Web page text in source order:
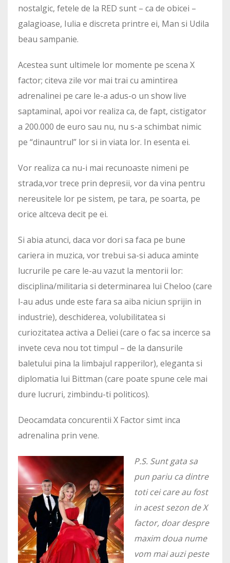
nostalgic, fetele de la RED sunt – ca de obicei –
galagioase, Iulia e discreta printre ei, Man si Udila
beau sampanie.
Acestea sunt ultimele lor momente pe scena X
factor; citeva zile vor mai trai cu amintirea
adrenalinei pe care le-a adus-o un show live
saptaminal, apoi vor realiza ca, de fapt, cistigator
a 200.000 de euro sau nu, nu s-a schimbat nimic
pe “dinauntrul” lor si in viata lor. In esenta ei.
Vor realiza ca nu-i mai recunoaste nimeni pe
strada,vor trece prin depresii, vor da vina pentru
nereusitele lor pe sistem, pe tara, pe soarta, pe
orice altceva decit pe ei.
Si abia atunci, daca vor dori sa faca pe bune
cariera in muzica, vor trebui sa-si aduca aminte
lucrurile pe care le-au vazut la mentorii lor:
disciplina/militaria si determinarea lui Cheloo (care
l-au adus unde este fara sa aiba niciun sprijin in
industrie), deschiderea, volubilitatea si
curiozitatea activa a Deliei (care o fac sa incerce sa
invete ceva nou tot timpul – de la dansurile
baletului pina la limbajul rapperilor), eleganta si
diplomatia lui Bittman (care poate spune cele mai
dure lucruri, zimbindu-ti politicos).
Deocamdata concurentii X Factor simt inca
adrenalina prin vene.
P.S. Sunt gata sa
pun pariu ca dintre
toti cei care au fost
in acest sezon de X
factor, doar despre
maxim doua nume
vom mai auzi peste